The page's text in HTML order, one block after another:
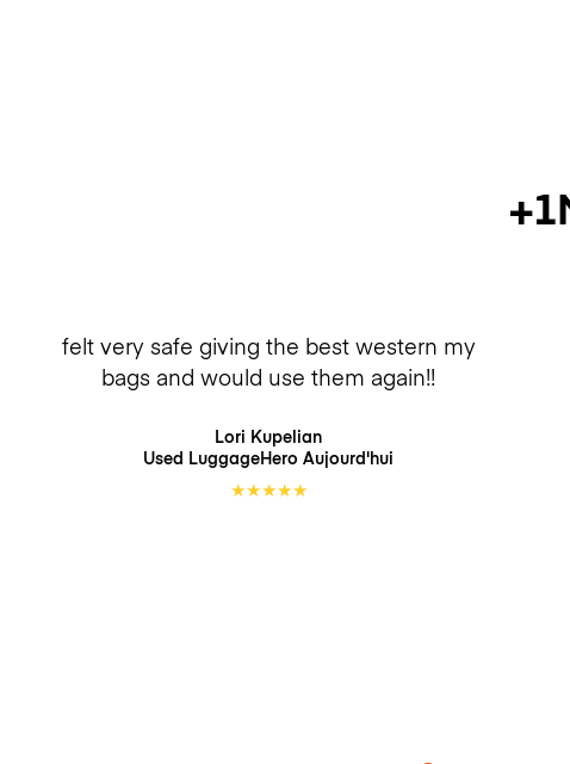
felt very safe giving the best western my
bags and would use them again!!
Lori Kupelian
Used LuggageHero Aujourd'hui
★★★★★